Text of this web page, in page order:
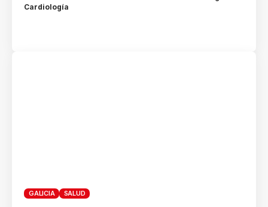
Cardiología
GALICIA SALUD